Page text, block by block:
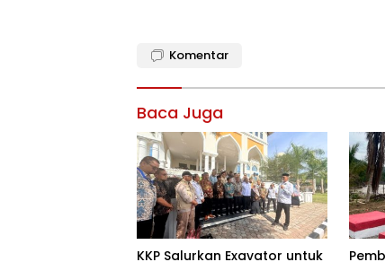
Komentar
Baca Juga
KKP Salurkan Exavator untuk